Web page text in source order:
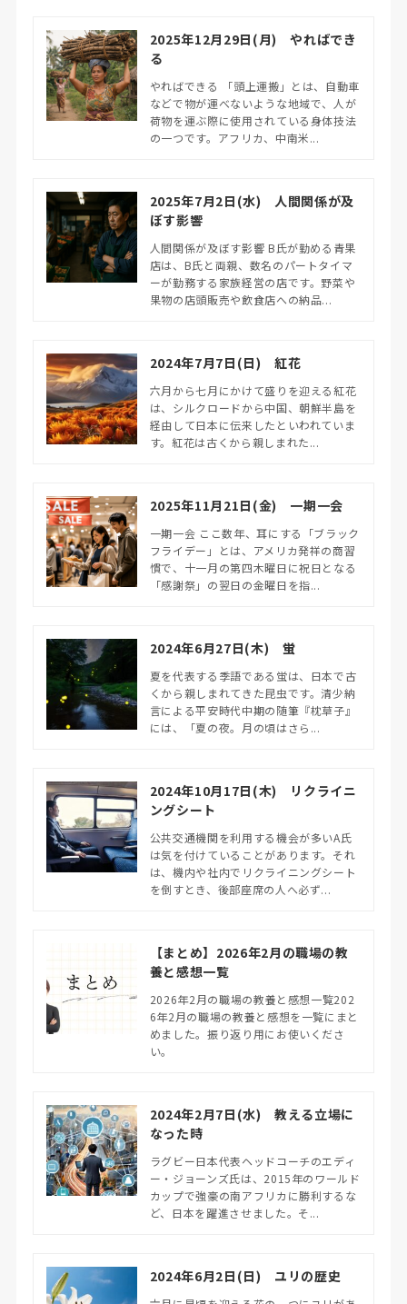
2025年12月29日(月) やればでき
る
やればできる 「頭上運搬」とは、自動車
などで物が運べないような地域で、人が
荷物を運ぶ際に使用されている身体技法
の一つです。アフリカ、中南米...
2025年7月2日(水) 人間関係が及
ぼす影響
人間関係が及ぼす影響 B氏が勤める青果
店は、B氏と両親、数名のパートタイマ
ーが勤務する家族経営の店です。野菜や
果物の店頭販売や飲食店への納品...
2024年7月7日(日) 紅花
六月から七月にかけて盛りを迎える紅花
は、シルクロードから中国、朝鮮半島を
経由して日本に伝来したといわれていま
す。紅花は古くから親しまれた...
2025年11月21日(金) 一期一会
一期一会 ここ数年、耳にする「ブラック
フライデー」とは、アメリカ発祥の商習
慣で、十一月の第四木曜日に祝日となる
「感謝祭」の翌日の金曜日を指...
2024年6月27日(木) 蛍
夏を代表する季語である蛍は、日本で古
くから親しまれてきた昆虫です。清少納
言による平安時代中期の随筆『枕草子』
には、「夏の夜。月の頃はさら...
2024年10月17日(木) リクライニ
ングシート
公共交通機関を利用する機会が多いA氏
は気を付けていることがあります。それ
は、機内や社内でリクライニングシート
を倒すとき、後部座席の人へ必ず...
【まとめ】2026年2月の職場の教
養と感想一覧
2026年2月の職場の教養と感想一覧202
6年2月の職場の教養と感想を一覧にまと
めました。振り返り用にお使いくださ
い。
2024年2月7日(水) 教える立場に
なった時
ラグビー日本代表ヘッドコーチのエディ
ー・ジョーンズ氏は、2015年のワールド
カップで強豪の南アフリカに勝利するな
ど、日本を躍進させました。そ...
2024年6月2日(日) ユリの歴史